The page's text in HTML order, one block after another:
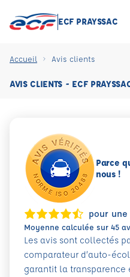
ECF PRAYSSAC
Accueil Avis clients
AVIS CLIENTS - ECF
Parce
nous !
pour une
Moyenne calculée sur 45
Les avis sont collectés
comparateur d’auto-
garantit la